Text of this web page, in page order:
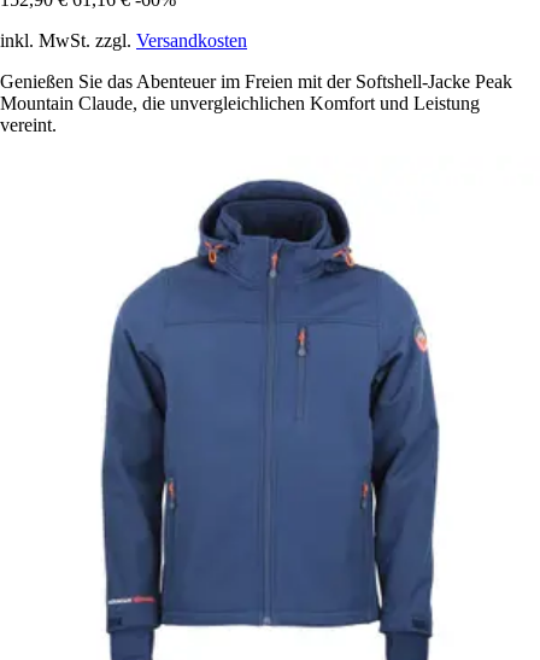
inkl. MwSt. zzgl. Versandkosten
Genießen Sie das Abenteuer im Freien mit der Softshell-Jacke Peak
Mountain Claude, die unvergleichlichen Komfort und Leistung
vereint.